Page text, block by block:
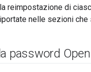
reimpostazione di
nelle sezioni che
password Open